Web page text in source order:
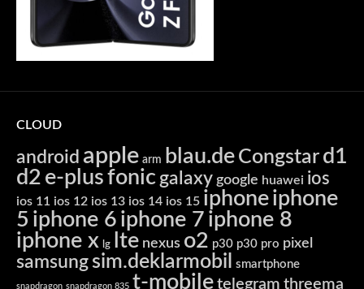
CLOUD
android apple arm blau.de Congstar d1
d2 e-plusfonic galaxy google huawei ios
ios 11 ios 12 ios 13 ios 14 ios 15 iphoneiphone
5 iphone 6 iphone 7 iphone 8
iphone x lg lte nexus o2 p30 p30 pro pixel
samsung sim.deklarmobil smartphone
snapdragon snapdragon 835 t-mobile telegram threema